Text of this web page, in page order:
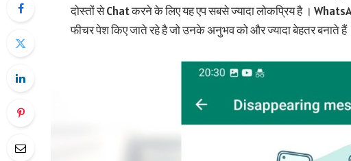
दोस्तों से Chat करने के लिए यह एप सबसे ज्यादा लोकप्रिय है ।
फीचर पेश किए जाते रहे है जो उनके अनुभव को और ज्यादा बेहतर बनाते